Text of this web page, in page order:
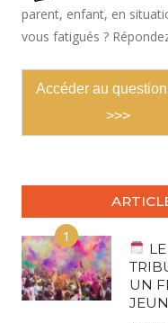
parent, enfant, en
vous fatigués ?
Accéder au
>>>
1
UN